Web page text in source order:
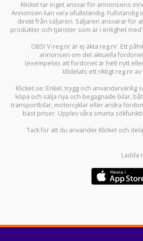
Klicket tar inget ansvar för annonsens
Annonsen kan vara ofullständig. Fullständig
direkt från säljaren. Säljaren ansvarar för
produkter och tjänster som är i enlighet med
OBS! V-reg.nr är ej äkta reg.nr. Ett
annonsen om det aktuella
(exempelvis att fordonet är helt nytt
tilldelats ett riktigt reg.nr
Klicket.se: Enkel, trygg och användarvänlig
köpa och sälja nya och begagnade bilar,
transportbilar, motorcyklar eller andra
bäst priser. Upplev våra smarta
Tack för att du använder Klicket och
Ladda